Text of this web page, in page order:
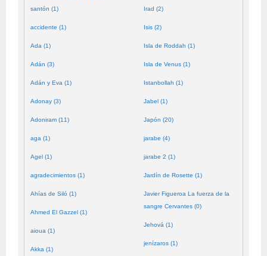
santón (1)
accidente (1)
Ada (1)
Adán (3)
Adán y Eva (1)
Adonay (3)
Adoniram (11)
aga (1)
Agel (1)
agradecimientos (1)
Ahías de Siló (1)
Ahmed El Gazzel (1)
aioua (1)
Akka (1)
Irad (2)
Isis (2)
Isla de Roddah (1)
Isla de Venus (1)
Istanbollah (1)
Jabel (1)
Japón (20)
jarabe (4)
jarabe 2 (1)
Jardín de Rosette (1)
Javier Figueroa La fuerza de la
sangre Cervantes (0)
Jehová (1)
jenízaros (1)